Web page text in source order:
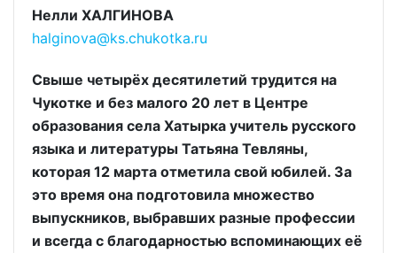
Нелли ХАЛГИНОВА
halginova@ks.chukotka.ru
Свыше четырёх десятилетий трудится на
Чукотке и без малого 20 лет в Центре
образования села Хатырка учитель русского
языка и литературы Татьяна Тевляны,
которая 12 марта отметила свой юбилей. За
это время она подготовила множество
выпускников, выбравших разные профессии
и всегда с благодарностью вспоминающих её